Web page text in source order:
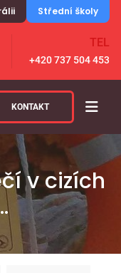
Střední školy
TEL
+420 737 504 453
KONTAKT
v cizích